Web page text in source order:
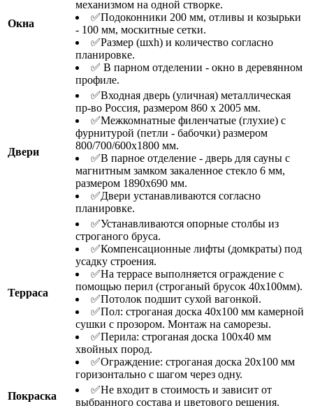
Окна
механизмом на одной створке.
✅Подоконники 200 мм, отливы и козырьки
- 100 мм, москитные сетки.
✅Размер (шхh) и количество согласно
планировке.
✅ В парном отделении - окно в деревянном
профиле.
Двери
✅Входная дверь (уличная) металлическая
пр-во Россия, размером 860 х 2005 мм.
✅Межкомнатные филенчатые (глухие) с
фурнитурой (петли - бабочки) размером
800/700/600х1800 мм.
✅В парное отделение - дверь для сауны с
магнитным замком закаленное стекло 6 мм,
размером 1890х690 мм.
✅Двери устанавливаются согласно
планировке.
Терраса
✅Устанавливаются опорные столбы из
строганого бруса.
✅Компенсационные лифты (домкраты) под
усадку строения.
✅На террасе выполняется ограждение с
помощью перил (строганый брусок 40х100мм).
✅Потолок подшит сухой вагонкой.
✅Пол: строганая доска 40х100 мм камерной
сушки с прозором. Монтаж на саморезы.
✅Перила: строганая доска 100х40 мм
хвойных пород.
✅Ограждение: строганая доска 20х100 мм
горизонтально с шагом через одну.
Покраска
✅Не входит в стоимость и зависит от
выбранного состава и цветового решения.